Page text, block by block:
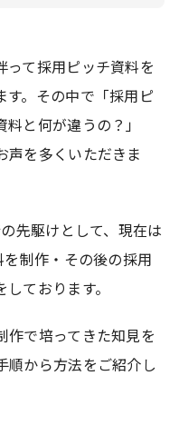
て採用ピッチ資料を
。その中で「採用ピ
と何が違うの？」
声を多くいただきま
先駆けとして、現在は
制作・その後の採用
ております。
作で培ってきた知見を
順から方法をご紹介し